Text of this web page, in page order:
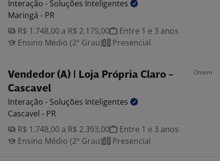
Interação - Soluções Inteligentes
Maringá - PR
R$ 1.748,00 a R$ 2.175,00
Entre 1 e 3 anos
Ensino Médio (2º Grau)
Presencial
Vendedor (A) | Loja Própria Claro -
Cascavel
Ontem
Interação - Soluções Inteligentes
Cascavel - PR
R$ 1.748,00 a R$ 2.393,00
Entre 1 e 3 anos
Ensino Médio (2º Grau)
Presencial